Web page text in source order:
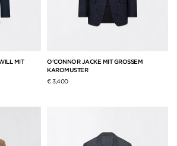
MIT
O'CONNOR JACKE MIT GROSSEM
KAROMUSTER
€ 3,400